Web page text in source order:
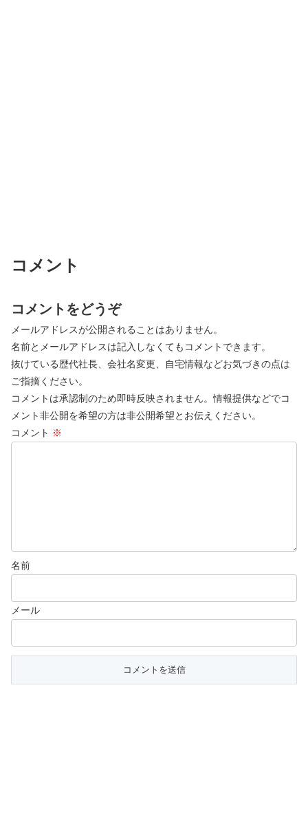
コメント
コメントをどうぞ
メールアドレスが公開されることはありません。
名前とメールアドレスは記入しなくてもコメントできます。
抜けている歴代社長、会社名変更、自宅情報などお気づきの点は
ご指摘ください。
コメントは承認制のため即時反映されません。情報提供などでコ
メント非公開を希望の方は非公開希望とお伝えください。
コメント ※
名前
メール